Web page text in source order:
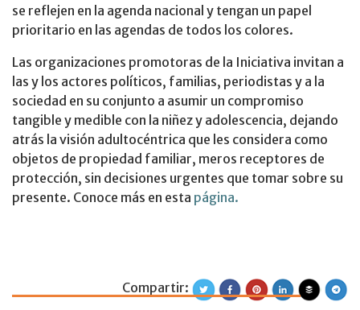
se reflejen en la agenda nacional y tengan un papel
prioritario en las agendas de todos los colores.
Las organizaciones promotoras de la Iniciativa invitan a
las y los actores políticos, familias, periodistas y a la
sociedad en su conjunto a asumir un compromiso
tangible y medible con la niñez y adolescencia, dejando
atrás la visión adultocéntrica que les considera como
objetos de propiedad familiar, meros receptores de
protección, sin decisiones urgentes que tomar sobre su
presente. Conoce más en esta página.
Compartir: